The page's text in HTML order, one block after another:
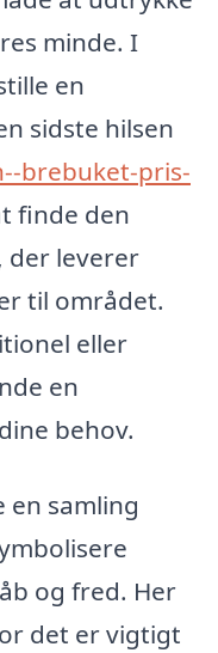
minde. I
en
sidste hilsen
brebuket-pris-
finde den
der leverer
til området.
eller
en
behov.
en samling
og fred. Her
det er vigtigt